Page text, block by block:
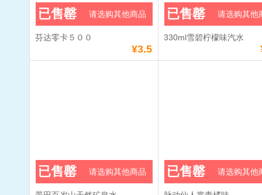
芬达零卡５００
¥3.5
已售罄 请选购其他商品
330ml雪碧柠檬味汽水
已售罄 请选购其他
已售罄 请选购其他商品 已售罄 请选购其他